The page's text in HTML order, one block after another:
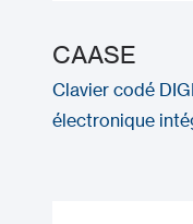
CAASE
Clavier codé
électronique